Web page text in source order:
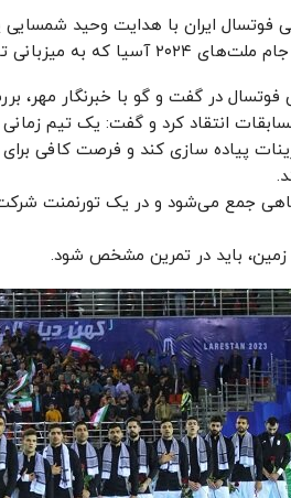
فوتسال ایران با هدایت وحید
برگزار خواهد شد آماده می‌کند.
در گفت و گو با خبرنگار مهر،
انتقاد کرد و گفت: یک تیم
پیاده سازی کند و فرصت کافی
جمع می‌شود و در یک تورنمنت
زمین، باید در تمرین مشخص شود.